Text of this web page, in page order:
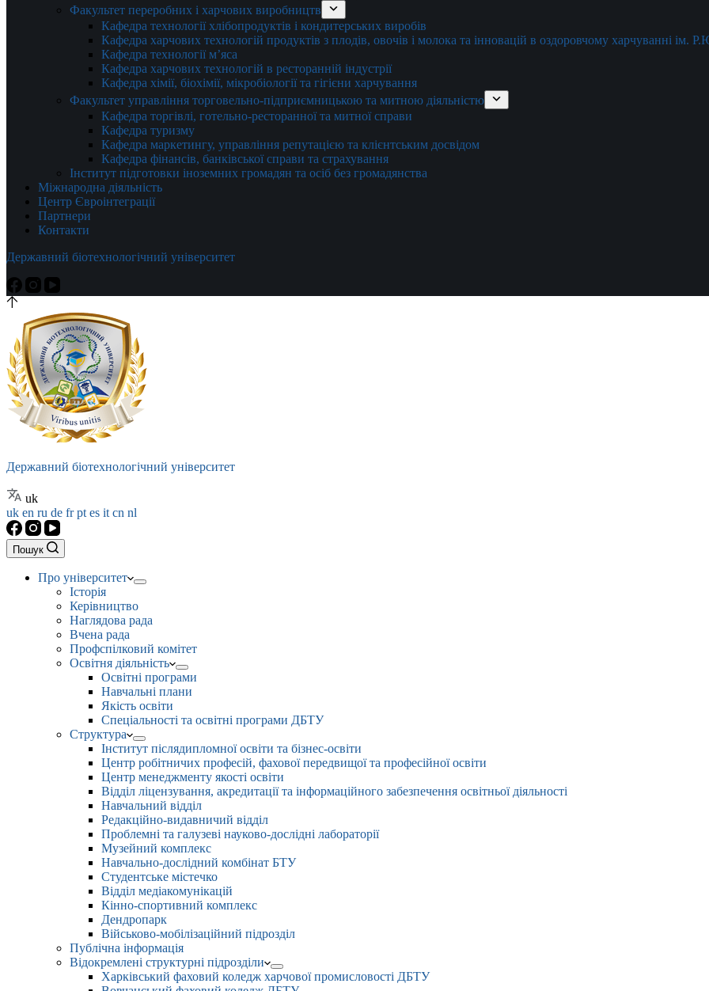
Факультет переробних і харчових виробництв
Кафедра технології хлібопродуктів і кондитерських виробів
Кафедра харчових технологій продуктів з плодів, овочів і молока та інновацій в оздоровчому харчуванні ім.
Кафедра технології м’яса
Кафедра харчових технологій в ресторанній індустрії
Кафедра хімії, біохімії, мікробіології та гігієни харчування
Факультет управління торговельно-підприємницькою та митною діяльністю
Кафедра торгівлі, готельно-ресторанної та митної справи
Кафедра туризму
Кафедра маркетингу, управління репутацією та клієнтським досвідом
Кафедра фінансів, банківської справи та страхування
Інститут підготовки іноземних громадян та осіб без громадянства
Міжнародна діяльність
Центр Євроінтеграції
Партнери
Контакти
Державний біотехнологічний університет
Державний біотехнологічний університет
uk
uk en ru de frpt es it cn nl
Пошук
Про університет
Історія
Керівництво
Наглядова рада
Вчена рада
Профспілковий комітет
Освітня діяльність
Освітні програми
Навчальні плани
Якість освіти
Спеціальності та освітні програми ДБТУ
Структура
Інститут післядипломної освіти та бізнес-освіти
Центр робітничих професій, фахової передвищої та професійної освіти
Центр менеджменту якості освіти
Відділ ліцензування, акредитації та інформаційного забезпечення освітньої діяльності
Навчальний відділ
Редакційно-видавничий відділ
Проблемні та галузеві науково-дослідні лабораторії
Музейний комплекс
Навчально-дослідний комбінат БТУ
Студентське містечко
Відділ медіакомунікацій
Кінно-спортивний комплекс
Дендропарк
Військово-мобілізаційний підрозділ
Публічна інформація
Відокремлені структурні підрозділи
Харківський фаховий коледж харчової промисловості ДБТУ